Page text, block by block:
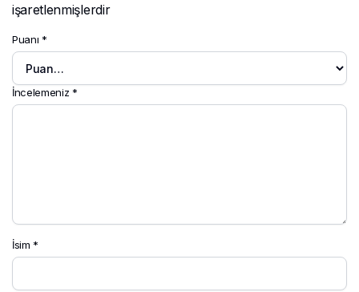
işaretlenmişlerdir
Puanı *
İncelemeniz *
İsim *